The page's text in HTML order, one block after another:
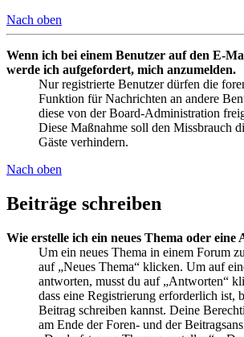
Nach oben
Wenn ich bei einem Benutzer auf den E-
werde ich aufgefordert, mich anzumelden.
Nur registrierte Benutzer dürfen die
Funktion für Nachrichten an andere
diese von der Board-Administration
Diese Maßnahme soll den Missbrauch
Gäste verhindern.
Nach oben
Beiträge schreiben
Wie erstelle ich ein neues Thema oder eine
Um ein neues Thema in einem Forum
auf „Neues Thema“ klicken. Um auf
antworten, musst du auf „Antworten“
dass eine Registrierung erforderlich ist,
Beitrag schreiben kannst. Deine
am Ende der Foren- und der